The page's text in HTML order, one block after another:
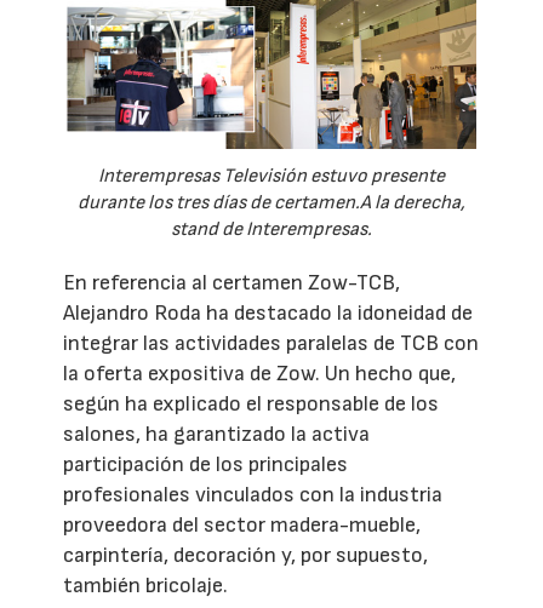
Interempresas Televisión estuvo presente
durante los tres días de certamen.A la derecha,
stand de Interempresas.
En referencia al certamen Zow-TCB,
Alejandro Roda ha destacado la idoneidad de
integrar las actividades paralelas de TCB con
la oferta expositiva de Zow. Un hecho que,
según ha explicado el responsable de los
salones, ha garantizado la activa
participación de los principales
profesionales vinculados con la industria
proveedora del sector madera-mueble,
carpintería, decoración y, por supuesto,
también bricolaje.